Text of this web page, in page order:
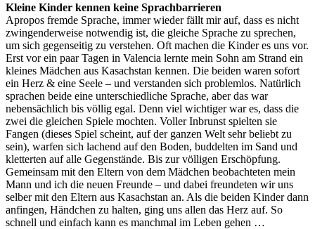
Kleine Kinder kennen keine Sprachbarrieren
Apropos fremde Sprache, immer wieder fällt mir auf, dass es nicht
zwingenderweise notwendig ist, die gleiche Sprache zu sprechen,
um sich gegenseitig zu verstehen. Oft machen die Kinder es uns vor.
Erst vor ein paar Tagen in Valencia lernte mein Sohn am Strand ein
kleines Mädchen aus Kasachstan kennen. Die beiden waren sofort
ein Herz & eine Seele – und verstanden sich problemlos. Natürlich
sprachen beide eine unterschiedliche Sprache, aber das war
nebensächlich bis völlig egal. Denn viel wichtiger war es, dass die
zwei die gleichen Spiele mochten. Voller Inbrunst spielten sie
Fangen (dieses Spiel scheint, auf der ganzen Welt sehr beliebt zu
sein), warfen sich lachend auf den Boden, buddelten im Sand und
kletterten auf alle Gegenstände. Bis zur völligen Erschöpfung.
Gemeinsam mit den Eltern von dem Mädchen beobachteten mein
Mann und ich die neuen Freunde – und dabei freundeten wir uns
selber mit den Eltern aus Kasachstan an. Als die beiden Kinder dann
anfingen, Händchen zu halten, ging uns allen das Herz auf. So
schnell und einfach kann es manchmal im Leben gehen …